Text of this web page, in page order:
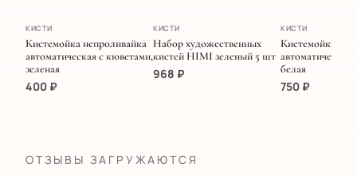
ХИТ
КИСТИ
Кистемойка непроливайка
автоматическая с кюветами,
зеленая
400 ₽
ПОПУЛЯРНОЕ
КИСТИ
Набор художественных
кистей HIMI зеленый 5 шт
968 ₽
КИСТИ
Кистемойка
автоматическая
белая
750 ₽
ОТЗЫВЫ ЗАГРУЖАЮТСЯ